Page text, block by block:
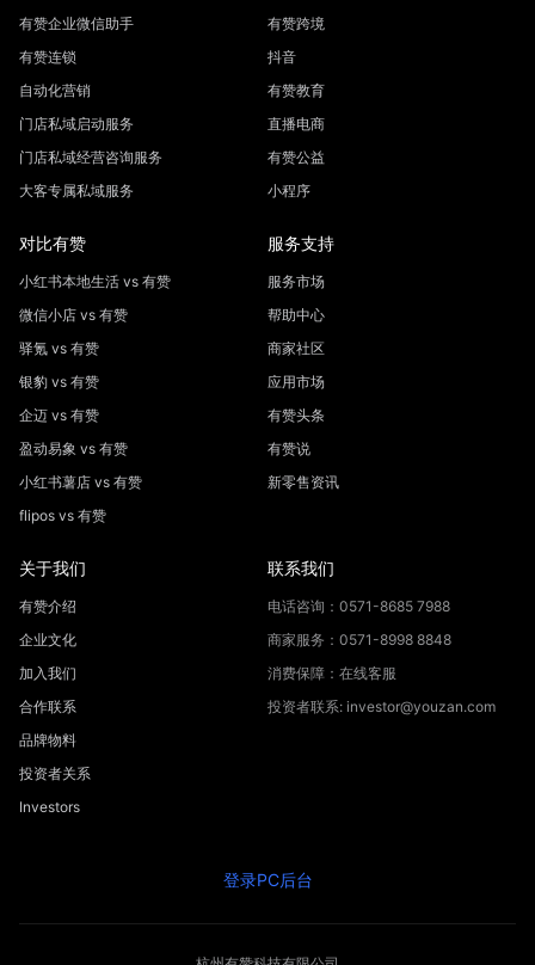
有赞企业微信助手
有赞连锁
自动化营销
门店私域启动服务
门店私域经营咨询服务
大客专属私域服务
有赞跨境
抖音
有赞教育
直播电商
有赞公益
小程序
对比有赞
小红书本地生活 vs 有赞
微信小店 vs 有赞
驿氪 vs 有赞
银豹 vs 有赞
企迈 vs 有赞
盈动易象 vs 有赞
小红书薯店 vs 有赞
flipos vs 有赞
服务支持
服务市场
帮助中心
商家社区
应用市场
有赞头条
有赞说
新零售资讯
关于我们
有赞介绍
企业文化
加入我们
合作联系
品牌物料
投资者关系
Investors
联系我们
电话咨询：0571-8685 7988
商家服务：0571-8998 8848
消费保障：在线客服
投资者联系: investor@youzan.com
登录PC后台